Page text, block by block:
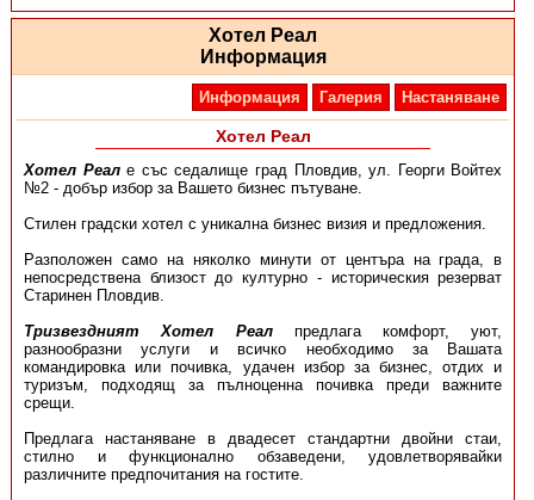
Хотел Реал
Информация
Информация Галерия Настаняване
Хотел Реал
Хотел Реале със седалище град Пловдив, ул. Георги Войтех
№2 - добър избор за Вашето бизнес пътуване.
Стилен градски хотел с уникална бизнес визия и предложения.
Разположен само на няколко минути от центъра на града, в
непосредствена близост до културно - историческия резерват
Старинен Пловдив.
Тризвездният Хотел Реал
предлага комфорт, уют,
разнообразни услуги и всичко необходимо за Вашата
командировка или почивка, удачен избор за бизнес, отдих и
туризъм, подходящ за пълноценна почивка преди важните
срещи.
Предлага настаняване в двадесет стандартни двойни стаи,
стилно и функционално обзаведени, удовлетворявайки
различните предпочитания на гостите.